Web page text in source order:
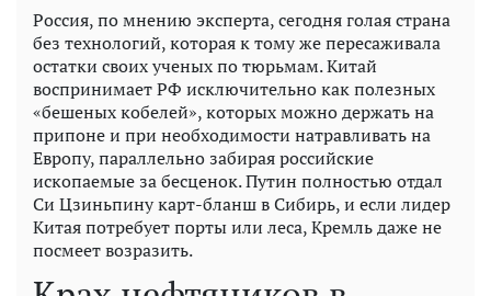
Россия, по мнению эксперта, сегодня голая страна
без технологий, которая к тому же пересаживала
остатки своих ученых по тюрьмам. Китай
воспринимает РФ исключительно как полезных
«бешеных кобелей», которых можно держать на
припоне и при необходимости натравливать на
Европу, параллельно забирая российские
ископаемые за бесценок. Путин полностью отдал
Си Цзиньпину карт-бланш в Сибирь, и если лидер
Китая потребует порты или леса, Кремль даже не
посмеет возразить.